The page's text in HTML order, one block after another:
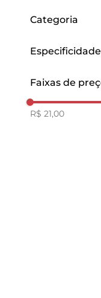
Categoria
Sem Glúten
Faixas de
R$ 21,00